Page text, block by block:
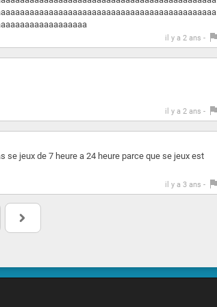
il y a 2 ans -
il y a 2 ans -
se jeux de 7 heure a 24 heure parce que se jeux est
il y a 3 ans -